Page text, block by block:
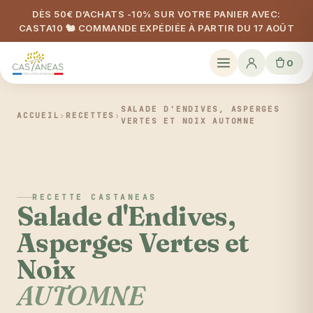
DÈS 50€ D’ACHATS -10% SUR VOTRE PANIER AVEC:
CASTA10 🐿️ COMMANDE EXPÉDIÉE À PARTIR DU 17 AOÛT
0
ACCUEIL › RECETTES ›
SALADE D'ENDIVES, ASPERGES
VERTES ET NOIX AUTOMNE
RECETTE CASTANEAS
Salade d'Endives,
Asperges Vertes et
Noix
AUTOMNE